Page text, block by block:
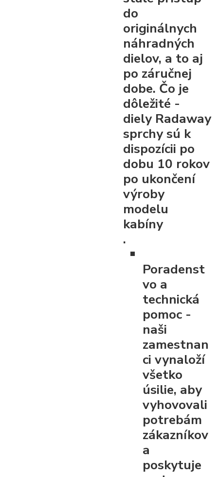
do
originálnych
náhradných
dielov, a to aj
po záručnej
dobe. Čo je
dôležité -
diely Radaway
sprchy sú k
dispozícii po
dobu 10 rokov
po ukončení
výroby
modelu
kabíny
.
Poradenst
vo a
technická
pomoc -
naši
zamestnan
ci vynaloží
všetko
úsilie, aby
vyhovovali
potrebám
zákazníkov
a
poskytuje